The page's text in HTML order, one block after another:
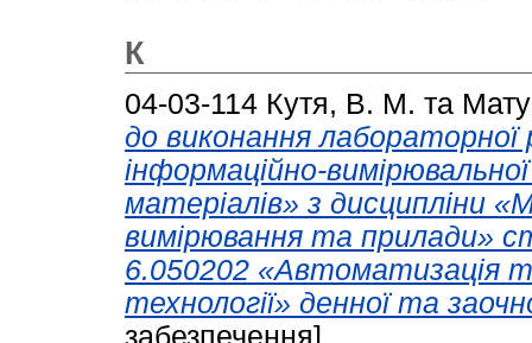
К
04-03-114 Кутя, В. М. та
до виконання
інформаційно-
матеріалів» з дисципліни
вимірювання та прилади»
6.050202 «Автоматизація
технології» денної та